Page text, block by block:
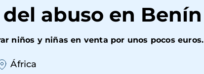
abuso en Benín
niños y niñas en venta por unos pocos euros.
África